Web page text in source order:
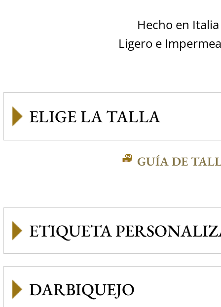
Hecho en Italia
Ligero e
GUÍA DE
ETIQUETA
DARBIQUEJO